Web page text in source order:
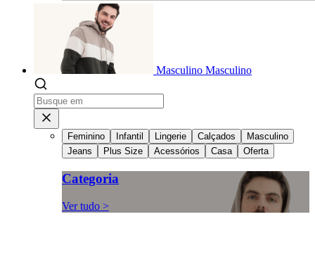
Masculino Masculino
Feminino Infantil Lingerie Calçados
Masculino
Jeans
Plus Size Acessórios Casa Oferta
Categoria
Ver tudo >